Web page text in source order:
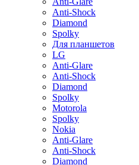
Anti-Shock
Diamond
Spolky
Для планшетов
LG
Anti-Glare
Anti-Shock
Diamond
Spolky
Motorola
Spolky
Nokia
Anti-Glare
Anti-Shock
Diamond